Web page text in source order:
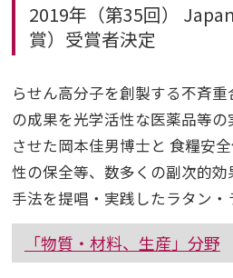
2019年（第35回）
賞）受賞者決定
らせん高分子を創製する不斉
の成果を光学活性な医薬品等
させた岡本佳男博士と 食糧安
性の保全等、数多くの副次的
手法を提唱・実践したラタン・
「物質・材料、生産」分野